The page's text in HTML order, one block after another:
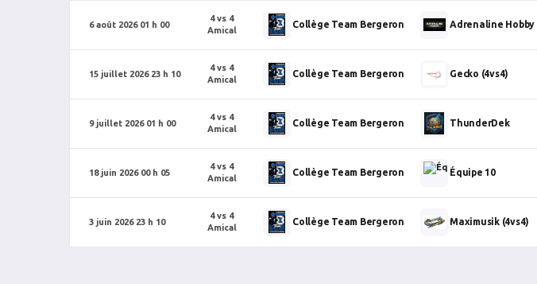
6 août 2026 01 h 00
4 vs 4
Amical
Collège Team Bergeron Adrenaline Hobby
15 juillet 2026 23 h 10
4 vs 4
Amical
Collège Team Bergeron Gecko (4vs4)
9 juillet 2026 01 h 00
4 vs 4
Amical
Collège Team Bergeron ThunderDek
18 juin 2026 00 h 05
4 vs 4
Amical
Collège Team Bergeron Équipe 10
3 juin 2026 23 h 10
4 vs 4
Amical
Collège Team Bergeron Maximusik (4vs4)